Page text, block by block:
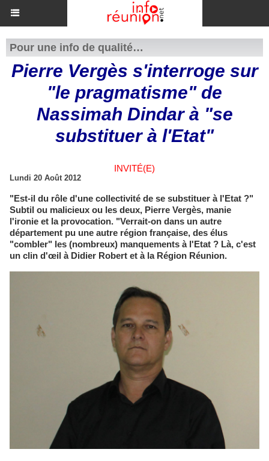
Pour une info de qualité…
Pierre Vergès s'interroge sur
"le pragmatisme" de
Nassimah Dindar à "se
substituer à l'Etat"
INVITÉ(E)
Lundi 20 Août 2012
"Est-il du rôle d'une collectivité de se substituer à l'Etat ?"
Subtil ou malicieux ou les deux, Pierre Vergès, manie
l'ironie et la provocation. "Verrait-on dans un autre
département pu une autre région française, des élus
"combler" les (nombreux) manquements à l'Etat ? Là, c'est
un clin d'œil à Didier Robert et à la Région Réunion.